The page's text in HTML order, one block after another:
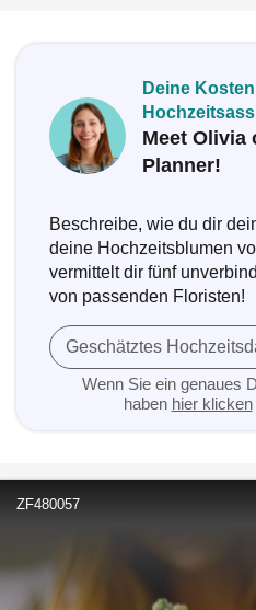
Deine
Meet Olivia
Planner!
Beschreibe, wie du dir
deine Hochzeitsblumen
vermittelt dir fünf
von passenden Floristen!
Geschätztes
Wenn Sie ein genaues
haben hier klicken
ZF480057